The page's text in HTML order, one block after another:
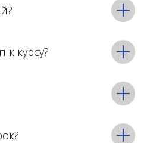
к курсу?